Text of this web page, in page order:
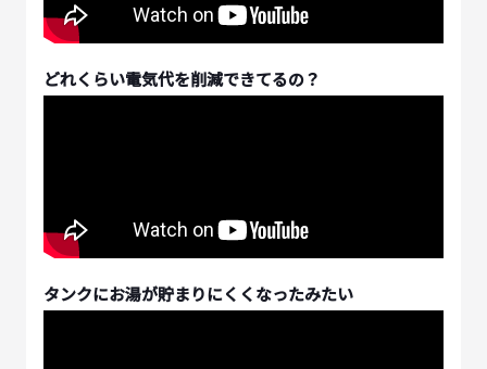
どれくらい電気代を削減できてるの？
タンクにお湯が貯まりにくくなったみたい